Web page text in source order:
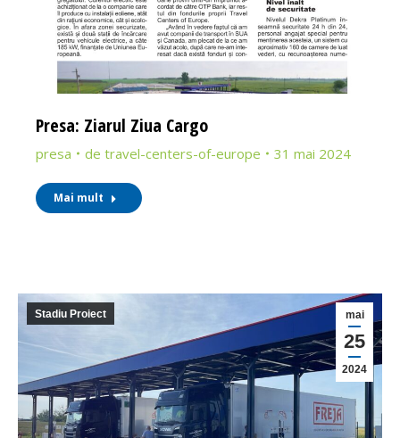
Presa: Ziarul Ziua Cargo
presa de travel-centers-of-europe 31 mai 2024
Mai mult
mai
25
2024
Stadiu Proiect